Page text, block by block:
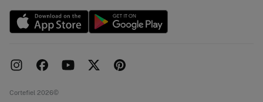
Cortefiel 2026©